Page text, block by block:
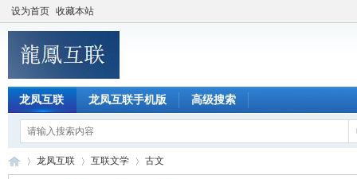
设为首页 收藏本站
龙凤互联 龙凤互联手机版 高级搜索
龙凤互联 互联文学 古文